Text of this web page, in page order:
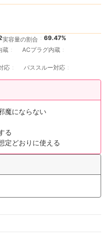
実容量の割合
69.47%
蔵 ACプラグ内蔵
応 パススルー対応
魔にならない
る
定どおりに使える